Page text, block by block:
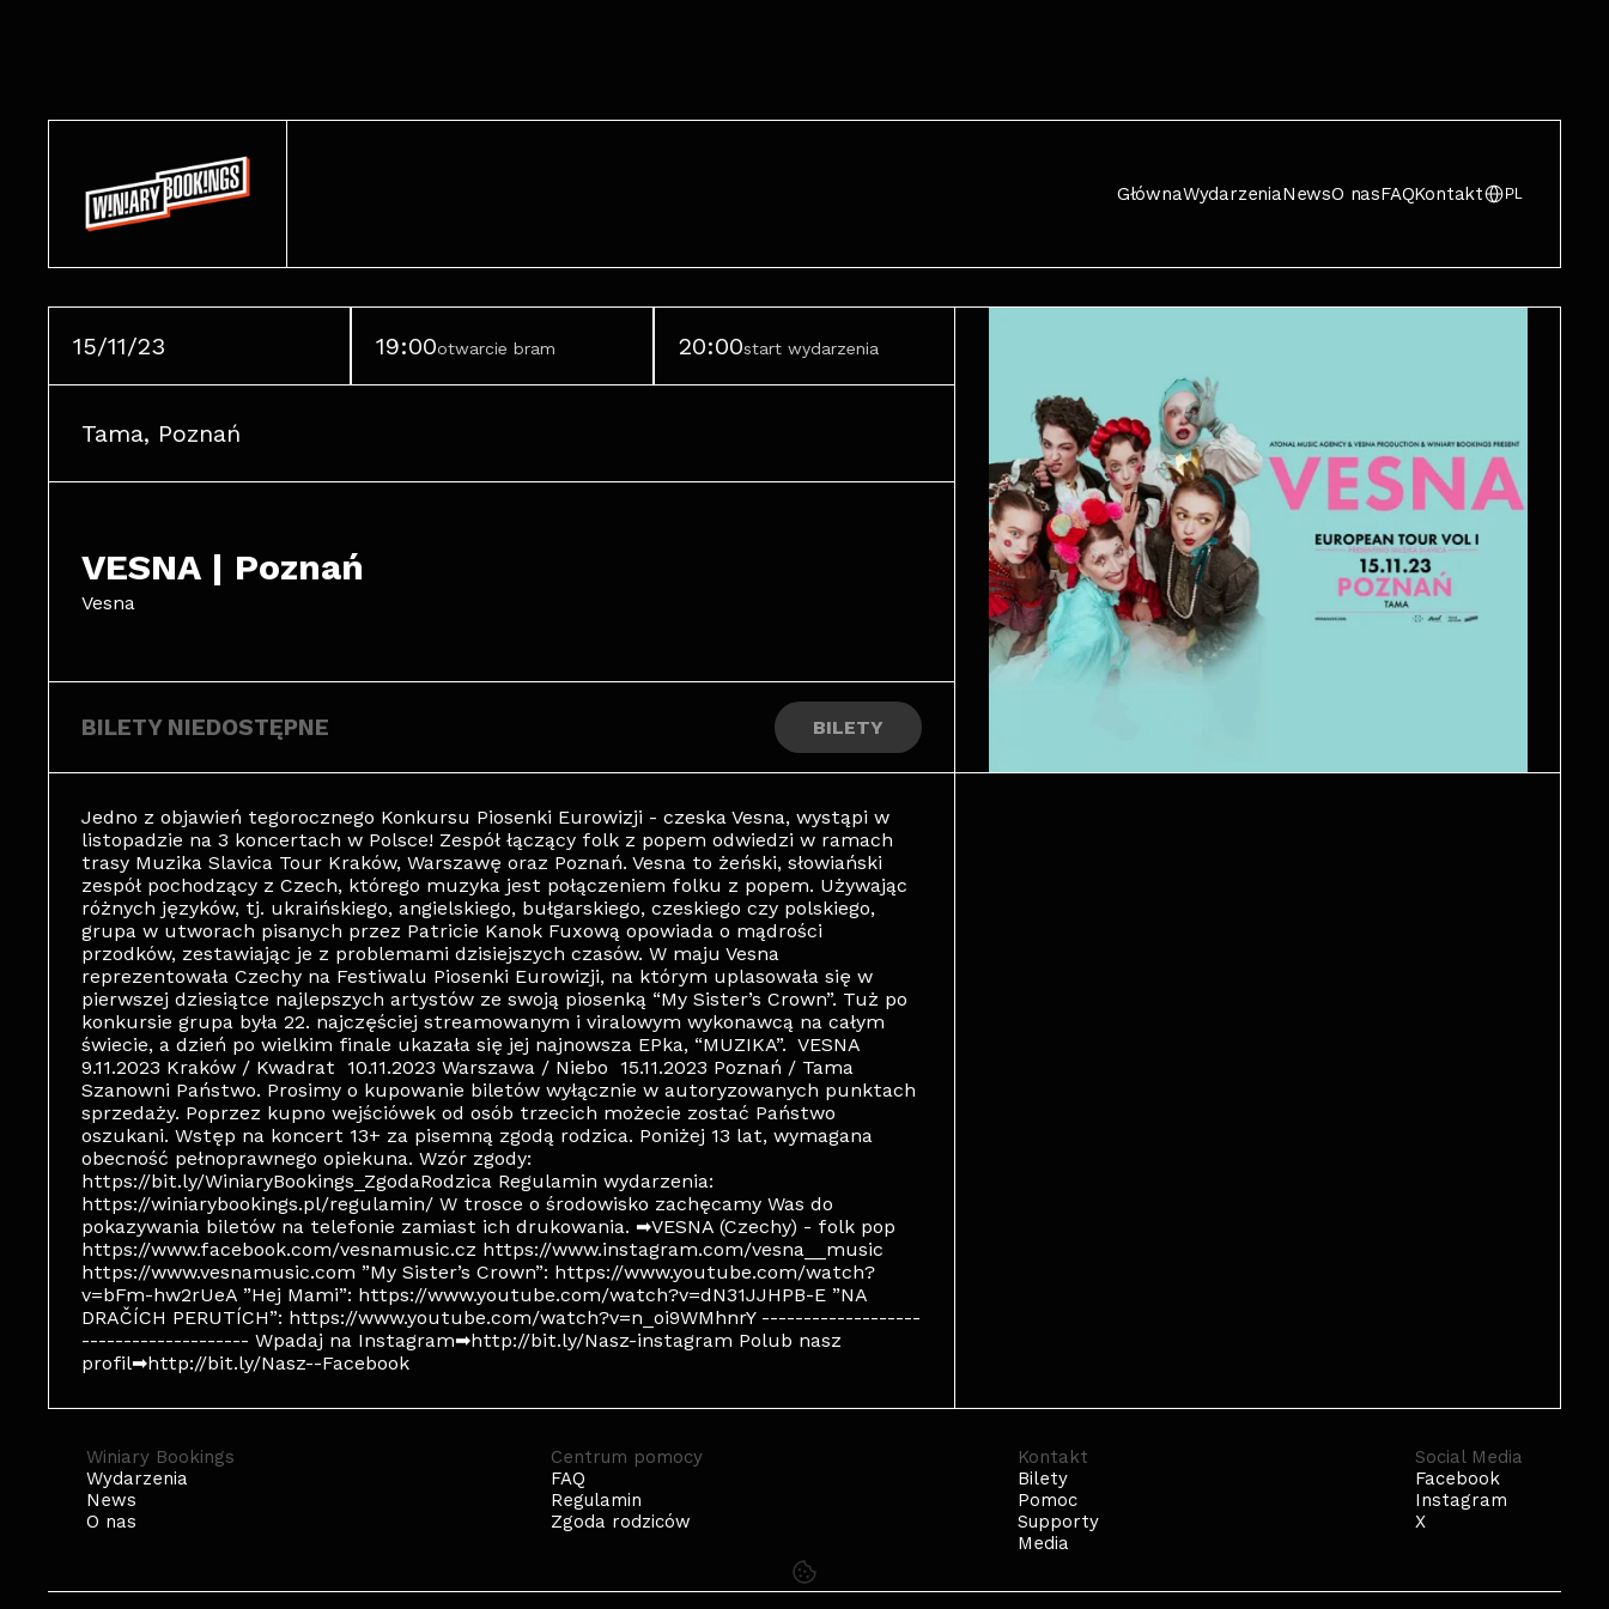
GłównaWydarzeniaNewsO nasFAQKontakt PL
15/11/23 19:00otwarcie bram 20:00start wydarzenia
Tama, Poznań
VESNA | Poznań
Vesna
BILETY NIEDOSTĘPNE BILETY
Jedno z objawień tegorocznego Konkursu Piosenki Eurowizji - czeska Vesna, wystąpi w
listopadzie na 3 koncertach w Polsce! Zespół łączący folk z popem odwiedzi w ramach
trasy Muzika Slavica Tour Kraków, Warszawę oraz Poznań. Vesna to żeński, słowiański
zespół pochodzący z Czech, którego muzyka jest połączeniem folku z popem. Używając
różnych języków, tj. ukraińskiego, angielskiego, bułgarskiego, czeskiego czy polskiego,
grupa w utworach pisanych przez Patricie Kanok Fuxową opowiada o mądrości
przodków, zestawiając je z problemami dzisiejszych czasów. W maju Vesna
reprezentowała Czechy na Festiwalu Piosenki Eurowizji, na którym uplasowała się w
pierwszej dziesiątce najlepszych artystów ze swoją piosenką “My Sister’s Crown”. Tuż po
konkursie grupa była 22. najczęściej streamowanym i viralowym wykonawcą na całym
świecie, a dzień po wielkim finale ukazała się jej najnowsza EPka, “MUZIKA”. VESNA
9.11.2023 Kraków / Kwadrat 10.11.2023 Warszawa / Niebo 15.11.2023 Poznań / Tama
Szanowni Państwo. Prosimy o kupowanie biletów wyłącznie w autoryzowanych punktach
sprzedaży. Poprzez kupno wejściówek od osób trzecich możecie zostać Państwo
oszukani. Wstęp na koncert 13+ za pisemną zgodą rodzica. Poniżej 13 lat, wymagana
obecność pełnoprawnego opiekuna. Wzór zgody:
https://bit.ly/WiniaryBookings_ZgodaRodzica Regulamin wydarzenia:
https://winiarybookings.pl/regulamin/ W trosce o środowisko zachęcamy Was do
pokazywania biletów na telefonie zamiast ich drukowania. ➡VESNA (Czechy) - folk pop
https://www.facebook.com/vesnamusic.cz https://www.instagram.com/vesna__music
https://www.vesnamusic.com ”My Sister’s Crown”: https://www.youtube.com/watch?
v=bFm-hw2rUeA ”Hej Mami”: https://www.youtube.com/watch?v=dN31JJHPB-E ”NA
DRAČÍCH PERUTÍCH”: https://www.youtube.com/watch?v=n_oi9WMhnrY -------------------
-------------------- Wpadaj na Instagram➡http://bit.ly/Nasz-instagram Polub nasz
profil➡http://bit.ly/Nasz--Facebook
Winiary Bookings
Wydarzenia
News
O nas
Centrum pomocy
FAQ
Regulamin
Zgoda rodziców
Kontakt
Bilety
Pomoc
Supporty
Media
Social Media
Facebook
Instagram
X